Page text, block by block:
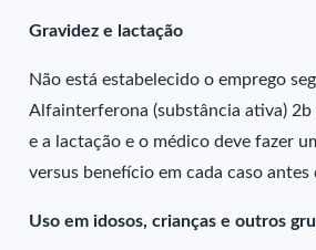
Gravidez e lactação
Não está estabelecido o emprego
Alfainterferona (substância ativa) 2b
e a lactação e o médico deve fazer
versus benefício em cada caso antes
Uso em idosos, crianças e outros